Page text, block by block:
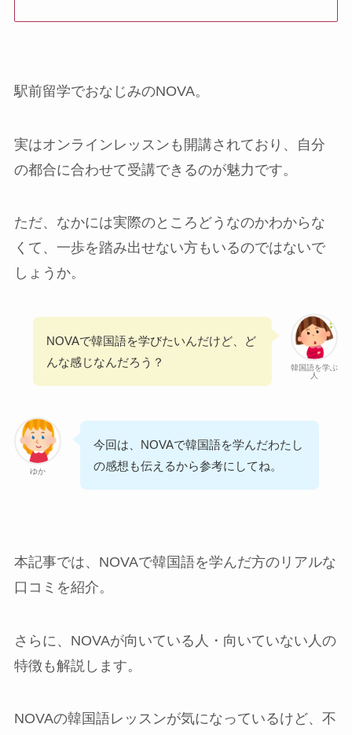
駅前留学でおなじみのNOVA。
実はオンラインレッスンも開講されており、自分
の都合に合わせて受講できるのが魅力です。
ただ、なかには実際のところどうなのかわからな
くて、一歩を踏み出せない方もいるのではないで
しょうか。
韓国語を学ぶ
人
NOVAで韓国語を学びたいんだけど、ど
んな感じなんだろう？
ゆか
今回は、NOVAで韓国語を学んだわたし
の感想も伝えるから参考にしてね。
本記事では、NOVAで韓国語を学んだ方のリアルな
口コミを紹介。
さらに、NOVAが向いている人・向いていない人の
特徴も解説します。
NOVAの韓国語レッスンが気になっているけど、不